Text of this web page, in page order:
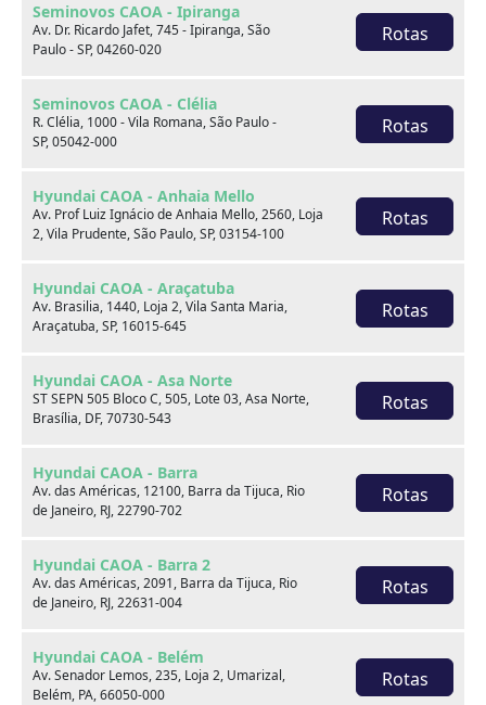
Seminovos CAOA - Ipiranga
Av. Dr. Ricardo Jafet, 745 - Ipiranga, São
Paulo - SP, 04260-020
Rotas
Seminovos CAOA - Clélia
R. Clélia, 1000 - Vila Romana, São Paulo -
SP, 05042-000
Rotas
Hyundai CAOA - Anhaia Mello
Av. Prof Luiz Ignácio de Anhaia Mello, 2560, Loja
2, Vila Prudente, São Paulo, SP, 03154-100
Rotas
Hyundai CAOA - Araçatuba
Av. Brasilia, 1440, Loja 2, Vila Santa Maria,
Araçatuba, SP, 16015-645
Rotas
Hyundai CAOA - Asa Norte
ST SEPN 505 Bloco C, 505, Lote 03, Asa Norte,
Brasília, DF, 70730-543
Rotas
Hyundai CAOA - Barra
Av. das Américas, 12100, Barra da Tijuca, Rio
de Janeiro, RJ, 22790-702
Rotas
Hyundai CAOA - Barra 2
Av. das Américas, 2091, Barra da Tijuca, Rio
de Janeiro, RJ, 22631-004
Rotas
Hyundai CAOA - Belém
Av. Senador Lemos, 235, Loja 2, Umarizal,
Belém, PA, 66050-000
Rotas
Sobre nós
Venda seu usado